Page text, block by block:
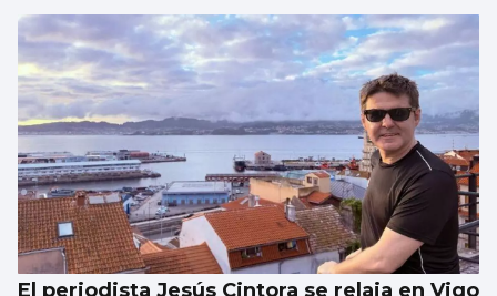
El periodista Jesús Cintora se relaja en Vigo